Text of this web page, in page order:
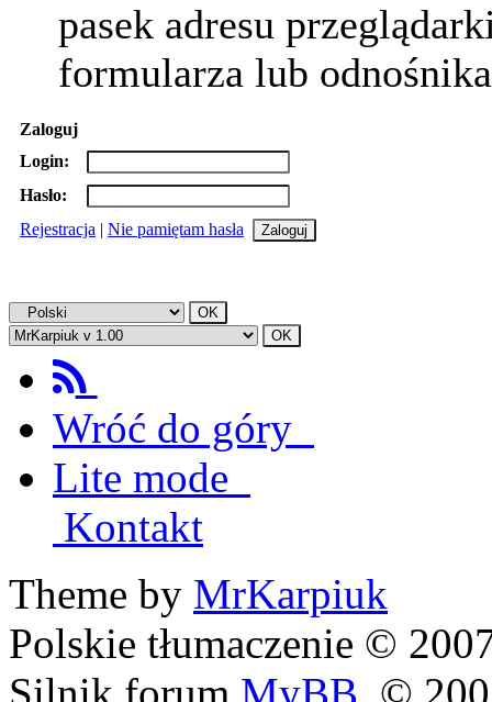
pasek adresu
formularza lub
Zaloguj
Login:
Hasło:
Rejestracja | Nie pamiętam hasła
Wróć do góry
Lite mode
Kontakt
Theme by MrKarpiuk
Polskie tłumaczenie ©